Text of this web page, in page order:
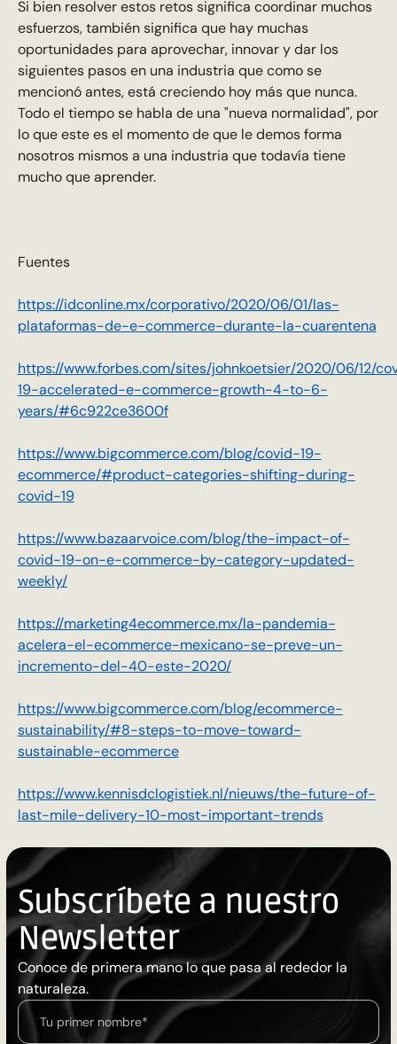
Si bien resolver estos retos significa coordinar muchos
esfuerzos, también significa que hay muchas
oportunidades para aprovechar, innovar y dar los
siguientes pasos en una industria que como se
mencionó antes, está creciendo hoy más que nunca.
Todo el tiempo se habla de una "nueva normalidad", por
lo que este es el momento de que le demos forma
nosotros mismos a una industria que todavía tiene
mucho que aprender.
Fuentes
https://idconline.mx/corporativo/2020/06/01/las-
plataformas-de-e-commerce-durante-la-cuarentena
https://www.forbes.com/sites/johnkoetsier/2020/06/12/
19-accelerated-e-commerce-growth-4-to-6-
years/#6c922ce3600f
https://www.bigcommerce.com/blog/covid-19-
ecommerce/#product-categories-shifting-during-
covid-19
https://www.bazaarvoice.com/blog/the-impact-of-
covid-19-on-e-commerce-by-category-updated-
weekly/
https://marketing4ecommerce.mx/la-pandemia-
acelera-el-ecommerce-mexicano-se-preve-un-
incremento-del-40-este-2020/
https://www.bigcommerce.com/blog/ecommerce-
sustainability/#8-steps-to-move-toward-
sustainable-ecommerce
https://www.kennisdclogistiek.nl/nieuws/the-future-of-
last-mile-delivery-10-most-important-trends
Subscríbete a nuestro
Newsletter
Conoce de primera mano lo que pasa al rededor la
naturaleza.